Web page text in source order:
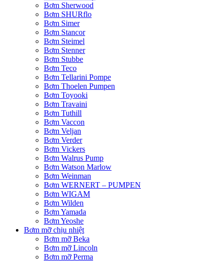
Bơm Sherwood
Bơm SHURflo
Bơm Simer
Bơm Stancor
Bơm Steimel
Bơm Stenner
Bơm Stubbe
Bơm Teco
Bơm Tellarini Pompe
Bơm Thoelen Pumpen
Bơm Toyooki
Bơm Travaini
Bơm Tuthill
Bơm Vaccon
Bơm Veljan
Bơm Verder
Bơm Vickers
Bơm Walrus Pump
Bơm Watson Marlow
Bơm Weinman
Bơm WERNERT – PUMPEN
Bơm WIGAM
Bơm Wilden
Bơm Yamada
Bơm Yeoshe
Bơm mỡ chịu nhiệt
Bơm mỡ Beka
Bơm mỡ Lincoln
Bơm mỡ Perma